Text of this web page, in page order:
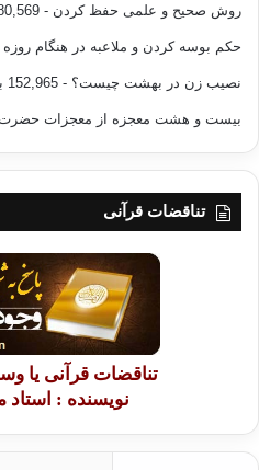
روش صحیح و علمی حفظ کردن - 180,569 بازدید
حکم بوسه کردن و ملاعبه در هنگام روزه
نصیب زن در بهشت چیست؟ - 152,965 بازدید
بیست و هشت معجزه از معجزات حضرت
تناقضات قرآنی
تناقضات قرآنی یا
نویسنده : استاد